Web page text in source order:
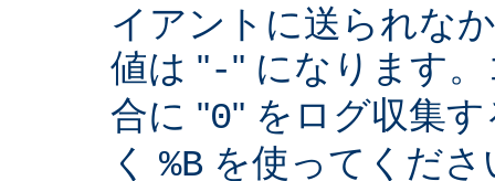
イアントに送られな
値は "-" になります
合に "0" をログ収集
く %B を使ってくださ